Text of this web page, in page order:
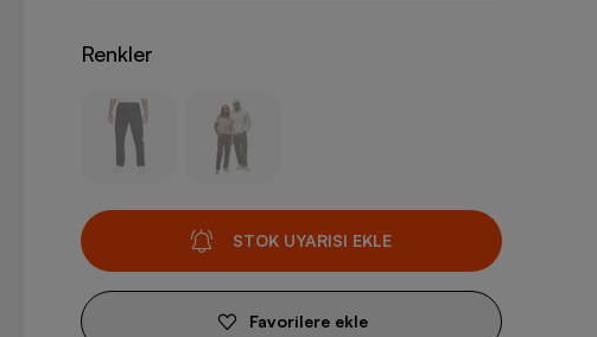
Renkler
STOK UYARISI EKLE
Favorilere ekle